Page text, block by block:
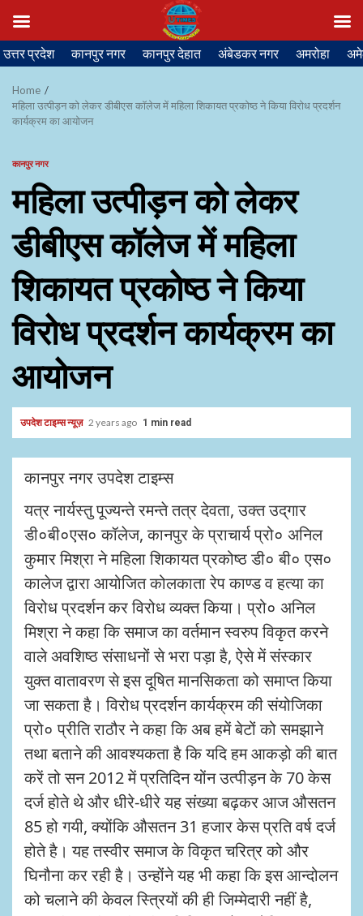
Skip
to
content
उत्तर प्रदेश कानपुर नगर कानपुर देहात अंबेडकर नगर अमरोहा
Home
महिला उत्पीड़न को लेकर डीबीएस कॉलेज में महिला शिकायत प्रकोष्ठ ने किया विरोध प्रदर्शन
कार्यक्रम का आयोजन
कानपुर नगर
महिला उत्पीड़न को लेकर
डीबीएस कॉलेज में महिला
शिकायत प्रकोष्ठ ने किया
विरोध प्रदर्शन कार्यक्रम का
आयोजन
उपदेश टाइम्स न्यूज़ 2 years ago 1 min read
कानपुर नगर उपदेश टाइम्स
यत्र नार्यस्तु पूज्यन्ते रमन्ते तत्र देवता, उक्त उद्‌गार
डी०बी०एस० कॉलेज, कानपुर के प्राचार्य प्रो० अनिल
कुमार मिश्रा ने महिला शिकायत प्रकोष्ठ डी० बी० एस०
कालेज द्वारा आयोजित कोलकाता रेप काण्ड व हत्या का
विरोध प्रदर्शन कर विरोध व्यक्त किया। प्रो० अनिल
मिश्रा ने कहा कि समाज का वर्तमान स्वरुप विकृत करने
वाले अवशिष्ठ संसाधनों से भरा पड़ा है, ऐसे में संस्कार
युक्त वातावरण से इस दूषित मानसिकता को समाप्त किया
जा सकता है। विरोध प्रदर्शन कार्यक्रम की संयोजिका
प्रो० प्रीति राठौर ने कहा कि अब हमें बेटों को समझाने
तथा बताने की आवश्यकता है कि यदि हम आकड़ो की बात
करें तो सन 2012 में प्रतिदिन योंन उत्पीड़न के 70 केस
दर्ज होते थे और धीरे-धीरे यह संख्या बढ़कर आज औसतन
85 हो गयी, क्योंकि औसतन 31 हजार केस प्रति वर्ष दर्ज
होते है। यह तस्वीर समाज के विकृत चरित्र को और
घिनौना कर रही है। उन्होंने यह भी कहा कि इस आन्दोलन
को चलाने की केवल स्त्रियों की ही जिम्मेदारी नहीं है,